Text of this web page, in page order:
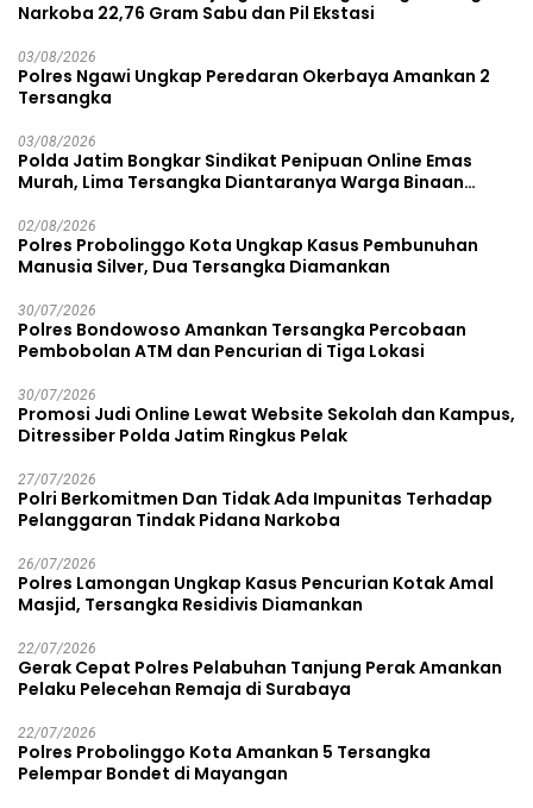
Narkoba 22,76 Gram Sabu dan Pil Ekstasi
03/08/2026
Polres Ngawi Ungkap Peredaran Okerbaya Amankan 2
Tersangka
03/08/2026
Polda Jatim Bongkar Sindikat Penipuan Online Emas
Murah, Lima Tersangka Diantaranya Warga Binaan
02/08/2026
Polres Probolinggo Kota Ungkap Kasus Pembunuhan
Manusia Silver, Dua Tersangka Diamankan
30/07/2026
Polres Bondowoso Amankan Tersangka Percobaan
Pembobolan ATM dan Pencurian di Tiga Lokasi
30/07/2026
Promosi Judi Online Lewat Website Sekolah dan Kampus,
Ditressiber Polda Jatim Ringkus Pelak
27/07/2026
Polri Berkomitmen Dan Tidak Ada Impunitas Terhadap
Pelanggaran Tindak Pidana Narkoba
26/07/2026
Polres Lamongan Ungkap Kasus Pencurian Kotak Amal
Masjid, Tersangka Residivis Diamankan
22/07/2026
Gerak Cepat Polres Pelabuhan Tanjung Perak Amankan
Pelaku Pelecehan Remaja di Surabaya
22/07/2026
Polres Probolinggo Kota Amankan 5 Tersangka
Pelempar Bondet di Mayangan